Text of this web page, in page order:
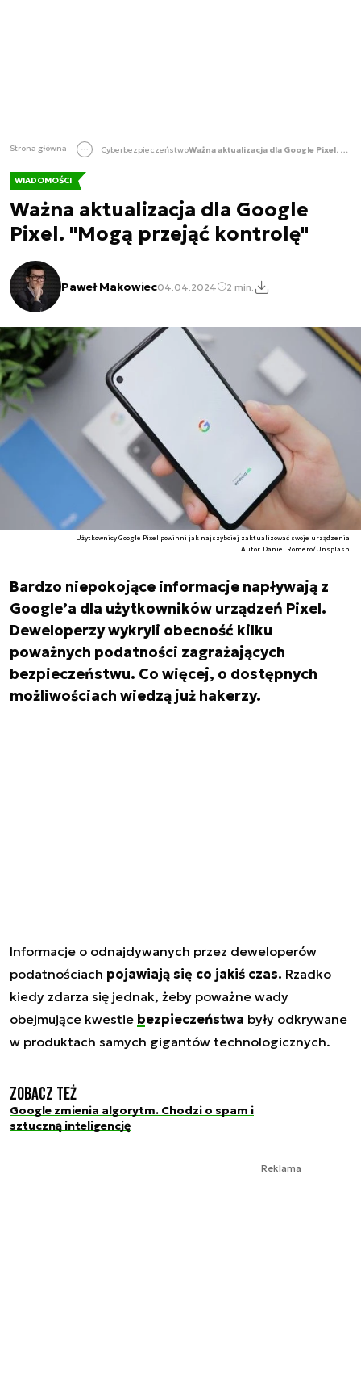
Strona główna Cyberbezpieczeństwo Ważna aktualizacja dla Google Pixel. "Mogą przejąć kontrolę"
WIADOMOŚCI
Ważna aktualizacja dla Google
Pixel. "Mogą przejąć kontrolę"
Paweł Makowiec04.04.2024 2 min.
Użytkownicy Google Pixel powinni jak najszybciej zaktualizować swoje urządzenia
Autor. Daniel Romero/Unsplash
Bardzo niepokojące informacje napływają z
Google’a dla użytkowników urządzeń Pixel.
Deweloperzy wykryli obecność kilku
poważnych podatności zagrażających
bezpieczeństwu. Co więcej, o dostępnych
możliwościach wiedzą już hakerzy.
Informacje o odnajdywanych przez deweloperów
podatnościach pojawiają się co jakiś czas. Rzadko
kiedy zdarza się jednak, żeby poważne wady
obejmujące kwestie bezpieczeństwa były odkrywane
w produktach samych gigantów technologicznych.
Zobacz też
Google zmienia algorytm. Chodzi o spam i
sztuczną inteligencję
Reklama